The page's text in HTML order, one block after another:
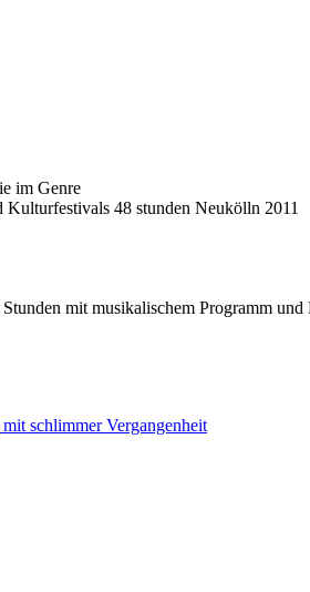
im Genre
48 stunden Neukölln 2011
mit musikalischem Programm
schlimmer Vergangenheit